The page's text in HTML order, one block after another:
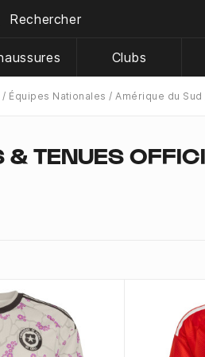
Clubs
Équipes Nationales Amérique du Sud
& TENUES